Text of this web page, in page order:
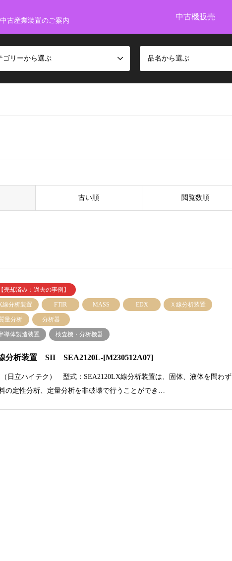
中古産業装置のご案内 中古機販売
ゴリーから選ぶ 品名から選ぶ
古い順 閲覧数順
【売却済み：過去の事例】
線分析装置 FTIR MASS EDX Ｘ線分析装置
量分析 分析器
導体製造装置 検査機・分析機器
分析装置 SII SEA2120L-[M230512A07]
日立ハイテク） 型式：SEA2120LX線分析装置は、固体、液体を問わず
の定性分析、定量分析を非破壊で行うことができ…